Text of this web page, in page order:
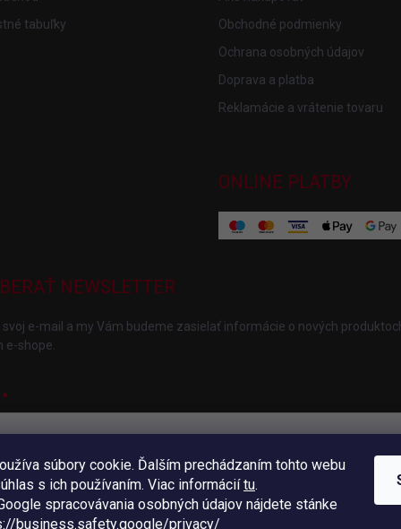
súbory cookie. Ďalším prechádzaním tohto webu
s ich používaním. Viac informáciítu.
spracovávania osobných údajov nájdete stánke
business.safety.google/privacy/
tabuľky
Obchodné podmienky
Ochrana osobných údajov
Doprava a platba
Reklamácie a vrátenie tovaru
ONLINE PLATBY
NEWSLETTER
svoj e-mail a my Vám budeme zasielať informácie o nových
e-shope.
e-mailu súhlasíte s podmienkami ochrany osobných údajov
sa